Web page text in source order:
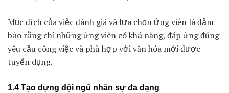
Mục đích của việc đánh giá và lựa chọn ứng viên là đảm
bảo rằng chỉ những ứng viên có khả năng, đáp ứng đúng
yêu cầu công việc và phù hợp với văn hóa mới được
tuyển dụng.
1.4 Tạo dựng đội ngũ nhân sự đa dạng